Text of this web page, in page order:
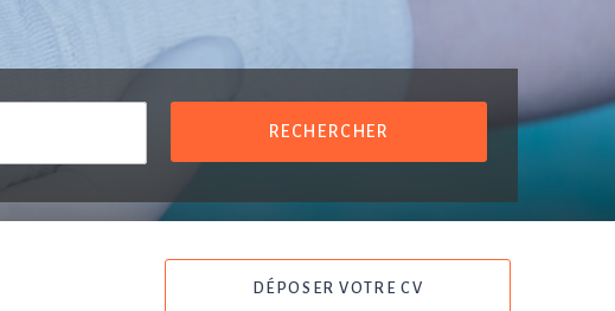
RECHERCHER
DÉPOSER VOTRE CV